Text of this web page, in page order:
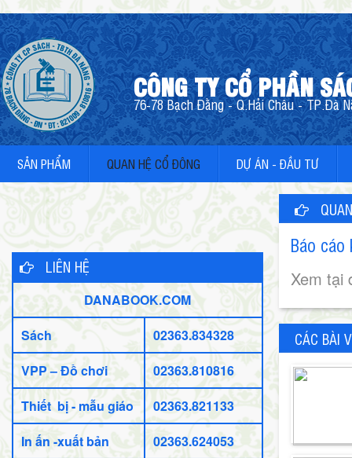
CÔNG TY CỔ PHẦN
76-78 Bạch Đằng - Q.Hải Châu - TP.Đà
SẢN PHẨM QUAN HỆ CỔ ĐÔNG DỰ ÁN - ĐẦU TƯ
LIÊN HỆ
DANABOOK.COM
Sách
02363.834328
VPP – Đồ chơi
02363.810816
Thiết bị - mẫu giáo
02363.821133
In ấn -xuất bản
02363.624053
Báo cáo
Xem tại
CÁC BÀI